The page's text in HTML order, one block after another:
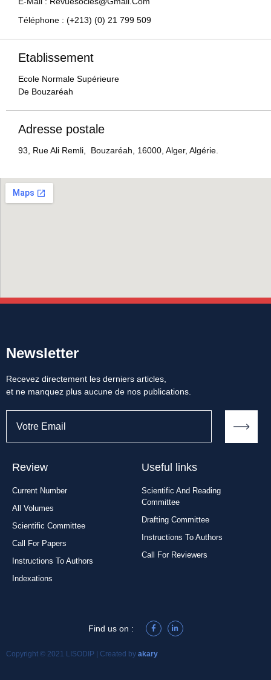
Téléphone : (+213) (0) 21 799 509
Etablissement
Ecole Normale Supérieure
De Bouzaréah
Adresse postale
93, Rue Ali Remli, Bouzaréah, 16000, Alger, Algérie.
Newsletter
Recevez directement les derniers articles,
et ne manquez plus aucune de nos publications.
Review
Current Number
All Volumes
Scientific Committee
Call For Papers
Instructions To Authors
Indexations
Useful links
Scientific And Reading
Committee
Drafting Committee
Instructions To Authors
Call For Reviewers
Copyright © 2021 LISODIP | Created by akary
Find us on :